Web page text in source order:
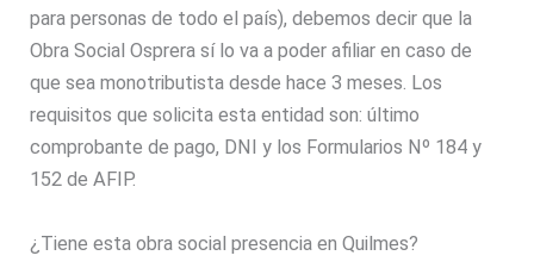
para personas de todo el país), debemos decir que la
Obra Social Osprera sí lo va a poder afiliar en caso de
que sea monotributista desde hace 3 meses. Los
requisitos que solicita esta entidad son: último
comprobante de pago, DNI y los Formularios Nº 184 y
152 de AFIP.
¿Tiene esta obra social presencia en Quilmes?